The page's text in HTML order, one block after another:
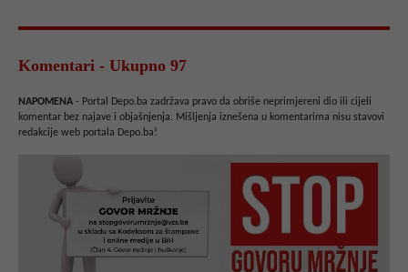
Komentari - Ukupno 97
NAPOMENA - Portal Depo.ba zadržava pravo da obriše neprimjereni dio ili cijeli
komentar bez najave i objašnjenja. Mišljenja iznešena u komentarima nisu stavovi
redakcije web portala Depo.ba!